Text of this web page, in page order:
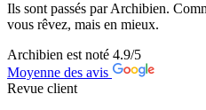
Ils sont passés par Archibien.
vous rêvez, mais en mieux.
Archibien est noté 4.9/5
Moyenne des avis
Revue client